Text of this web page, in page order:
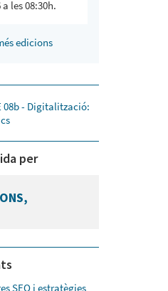
les 08:30h.
edicions
08b - Digitalització:
per
SEO i estratègies